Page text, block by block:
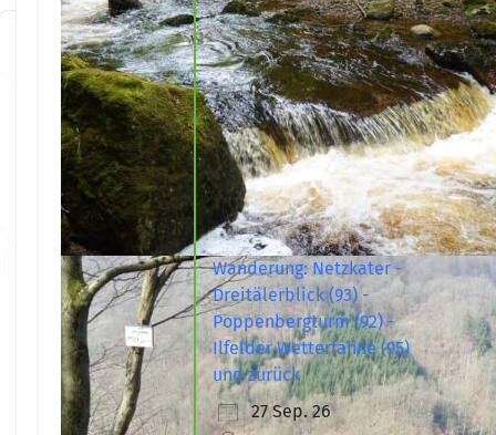
Wanderung: Netzkater -
Dreitälerblick (93) -
Poppenbergturm (92) -
Ilfelder Wetterfahne (95)
und zurück
27 Sep. 26